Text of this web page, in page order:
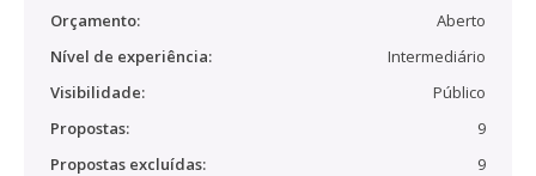
Orçamento:
Aberto
Nível de experiência:
Intermediário
Visibilidade:
Público
Propostas:
9
Propostas excluídas:
9